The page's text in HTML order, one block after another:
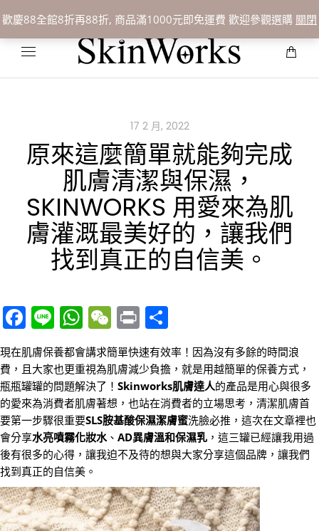
歡慶88全館8折再88折, 商品滿1000元即免運費 歡迎參觀選購 關閉
聯絡我們: 07-3388109
17 2 月, 2022
原來這麼簡單就能夠完成
肌膚清潔與保濕，
SKINWORKS 用愛來為肌
膚灌溉最美好的，讓我們
找到真正的自信美。
Facebook
LineWhatsApp
WeChat
Print
享
現在肌膚保養都會講求簡單快速有效率！因為沒有多餘的時間浪
費，且大家也更重視為肌膚減少負擔，就是用越簡單的保養方式，
瓶瓶罐罐的問題解決了！ Skinworks肌膚達人的產品是用心與很多
的愛來為消費者肌膚著想，也站在消費者的立場思考，清潔肌膚首
要第一步驟很重要SLS胺基酸保濕潔膚蜜洗臉必推，這次在文章裡也
會分享水亮噴霧化妝水、 AD異膚溫和保濕乳 ，這三罐已經讓我用過
後有很多的心得，讓我迫不及待的想與大家分享這個品牌，讓我們
找到真正的自信美。